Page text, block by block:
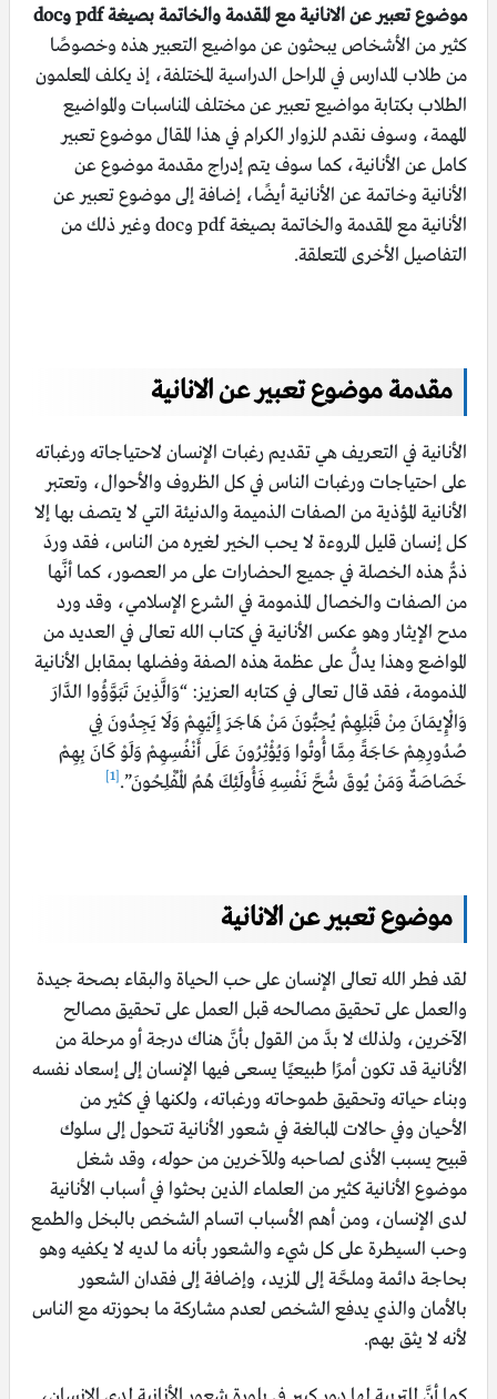
موضوع تعبير عن الانانية مع المقدمة والخاتمة بصيغة pdf وdoc
كثير من الأشخاص يبحثون عن مواضيع التعبير هذه وخصوصًا
من طلاب المدارس في المراحل الدراسية المختلفة، إذ يكلف المعلمون
الطلاب بكتابة مواضيع تعبير عن مختلف المناسبات والمواضيع
المهمة، وسوف نقدم للزوار الكرام في هذا المقال موضوع تعبير
كامل عن الأنانية، كما سوف يتم إدراج مقدمة موضوع عن
الأنانية وخاتمة عن الأنانية أيضًا، إضافة إلى موضوع تعبير عن
الأنانية مع المقدمة والخاتمة بصيغة pdf وdoc وغير ذلك من
التفاصيل الأخرى المتعلقة.
مقدمة موضوع تعبير عن الانانية
الأنانية في التعريف هي تقديم رغبات الإنسان لاحتياجاته ورغباته
على احتياجات ورغبات الناس في كل الظروف والأحوال، وتعتبر
الأنانية المؤذية من الصفات الذميمة والدنيئة التي لا يتصف بها إلا
كل إنسان قليل المروءة لا يحب الخير لغيره من الناس، فقد وردَ
ذمُّ هذه الخصلة في جميع الحضارات على مر العصور، كما أنَّها
من الصفات والخصال المذمومة في الشرع الإسلامي، وقد ورد
مدح الإيثار وهو عكس الأنانية في كتاب الله تعالى في العديد من
المواضع وهذا يدلُّ على عظمة هذه الصفة وفضلها بمقابل الأنانية
المذمومة، فقد قال تعالى في كتابه العزيز: “وَالَّذِينَ تَبَوَّؤُوا الدَّارَ
وَالْإِيمَانَ مِنْ قَبْلِهِمْ يُحِبُّونَ مَنْ هَاجَرَ إِلَيْهِمْ وَلَا يَجِدُونَ فِي
صُدُورِهِمْ حَاجَةً مِمَّا أُوتُوا وَيُؤْثِرُونَ عَلَى أَنْفُسِهِمْ وَلَوْ كَانَ بِهِمْ
خَصَاصَةٌ وَمَنْ يُوقَ شُحَّ نَفْسِهِ فَأُولَئِكَ هُمُ الْمُفْلِحُونَ”.[1]
موضوع تعبير عن الانانية
لقد فطر الله تعالى الإنسان على حب الحياة والبقاء بصحة جيدة
والعمل على تحقيق مصالحه قبل العمل على تحقيق مصالح
الآخرين، ولذلك لا بدَّ من القول بأنَّ هناك درجة أو مرحلة من
الأنانية قد تكون أمرًا طبيعيًا يسعى فيها الإنسان إلى إسعاد نفسه
وبناء حياته وتحقيق طموحاته ورغباته، ولكنها في كثير من
الأحيان وفي حالات المبالغة في شعور الأنانية تتحول إلى سلوك
قبيح يسبب الأذى لصاحبه وللآخرين من حوله، وقد شغل
موضوع الأنانية كثير من العلماء الذين بحثوا في أسباب الأنانية
لدى الإنسان، ومن أهم الأسباب اتسام الشخص بالبخل والطمع
وحب السيطرة على كل شيء والشعور بأنه ما لديه لا يكفيه وهو
بحاجة دائمة وملحَّة إلى المزيد، وإضافة إلى فقدان الشعور
بالأمان والذي يدفع الشخص لعدم مشاركة ما بحوزته مع الناس
لأنه لا يثق بهم.